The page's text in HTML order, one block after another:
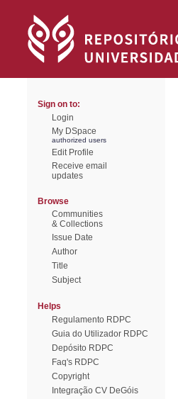
Sign on to:
Login
My DSpace
authorized users
Edit Profile
Receive email
updates
Browse
Communities
& Collections
Issue Date
Author
Title
Subject
Helps
Regulamento RDPC
Guia do Utilizador RDPC
Depósito RDPC
Faq's RDPC
Copyright
Integração CV DeGóis